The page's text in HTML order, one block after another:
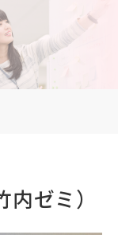
ゼミ）